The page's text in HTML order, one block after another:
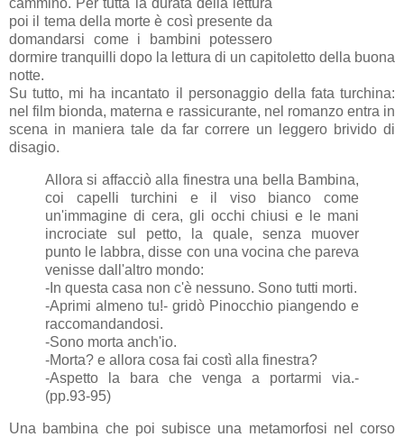
poi il tema della morte è così presente da
domandarsi come i bambini potessero
dormire tranquilli dopo la lettura di un capitoletto della buona
notte.
Su tutto, mi ha incantato il personaggio della fata turchina:
nel film bionda, materna e rassicurante, nel romanzo entra in
scena in maniera tale da far correre un leggero brivido di
disagio.
Allora si affacciò alla finestra una bella Bambina,
coi capelli turchini e il viso bianco come
un'immagine di cera, gli occhi chiusi e le mani
incrociate sul petto, la quale, senza muover
punto le labbra, disse con una vocina che pareva
venisse dall'altro mondo:
-In questa casa non c'è nessuno. Sono tutti morti.
-Aprimi almeno tu!- gridò Pinocchio piangendo e
raccomandandosi.
-Sono morta anch'io.
-Morta? e allora cosa fai costì alla finestra?
-Aspetto la bara che venga a portarmi via.-
(pp.93-95)
Una bambina che poi subisce una metamorfosi nel corso